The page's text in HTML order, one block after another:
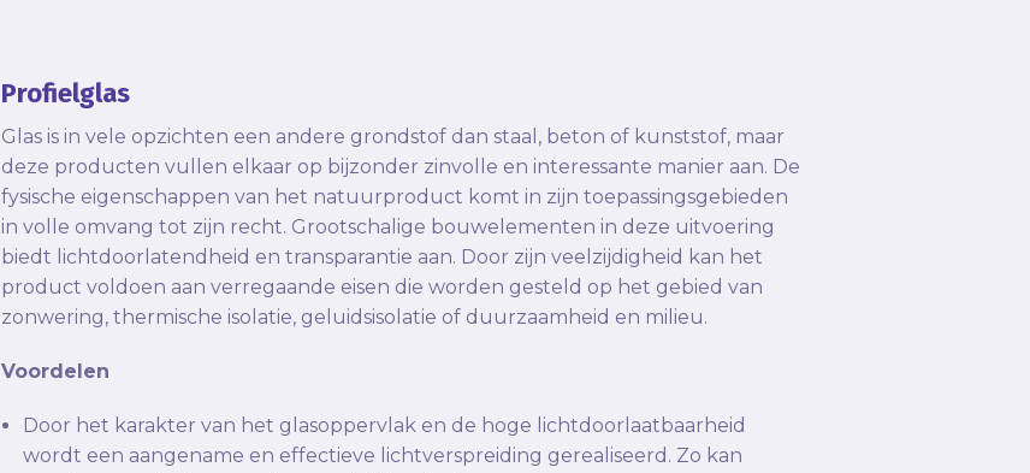
Profielglas
Glas is in vele opzichten een andere grondstof dan staal, beton of kunststof, maar
deze producten vullen elkaar op bijzonder zinvolle en interessante manier aan. De
fysische eigenschappen van het natuurproduct komt in zijn toepassingsgebieden
in volle omvang tot zijn recht. Grootschalige bouwelementen in deze uitvoering
biedt lichtdoorlatendheid en transparantie aan. Door zijn veelzijdigheid kan het
product voldoen aan verregaande eisen die worden gesteld op het gebied van
zonwering, thermische isolatie, geluidsisolatie of duurzaamheid en milieu.
Voordelen
Door het karakter van het glasoppervlak en de hoge lichtdoorlaatbaarheid
wordt een aangename en effectieve lichtverspreiding gerealiseerd. Zo kan